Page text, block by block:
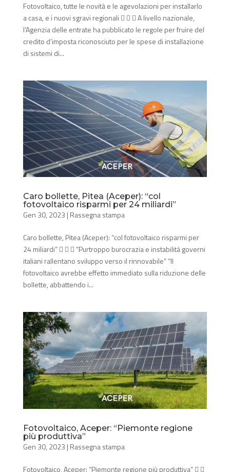
Fotovoltaico, tutte le novità e le agevolazioni per installarlo
a casa, e i nuovi sgravi regionali    A livello nazionale,
l’Agenzia delle entrate ha pubblicato le regole per fruire del
credito d’imposta riconosciuto per le spese di installazione
di sistemi di...
Caro bollette, Pitea (Aceper): “col
fotovoltaico risparmi per 24 miliardi”
Gen 30, 2023 | Rassegna stampa
Caro bollette, Pitea (Aceper): “col fotovoltaico risparmi per
24 miliardi”    “Purtroppo burocrazia e instabilità governi
italiani rallentano sviluppo verso il rinnovabile” “Il
fotovoltaico avrebbe effetto immediato sulla riduzione delle
bollette, abbattendo i...
Fotovoltaico, Aceper: “Piemonte regione
più produttiva”
Gen 30, 2023 | Rassegna stampa
Fotovoltaico, Aceper: “Piemonte regione più produttiva”  